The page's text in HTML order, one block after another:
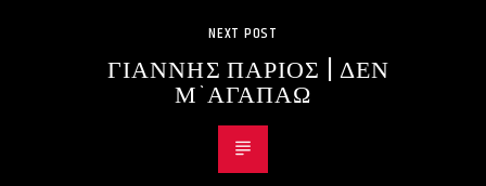
NEXT POST
ΓΙΑΝΝΗΣ ΠΑΡΙΟΣ | ΔΕΝ
Μ`ΑΓΑΠΑΩ